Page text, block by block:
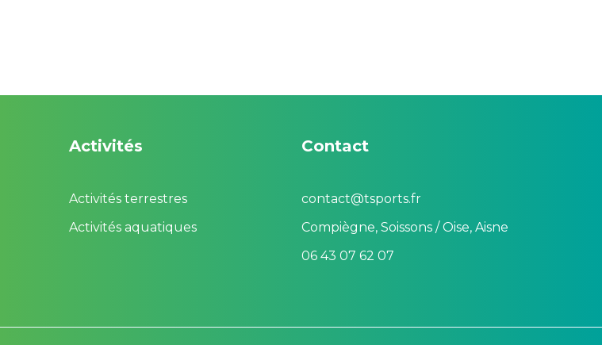
Activité
Activités terrestre
Activités aquatique
Contact
contact@tsports.fr
Compiègne, Soissons / Oise, Aisne
06 43 07 62 07